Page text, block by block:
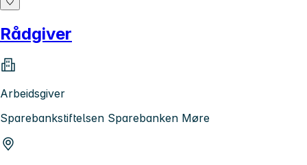
Rådgiver
Arbeidsgiver
Sparebankstiftelsen Sparebanken Møre